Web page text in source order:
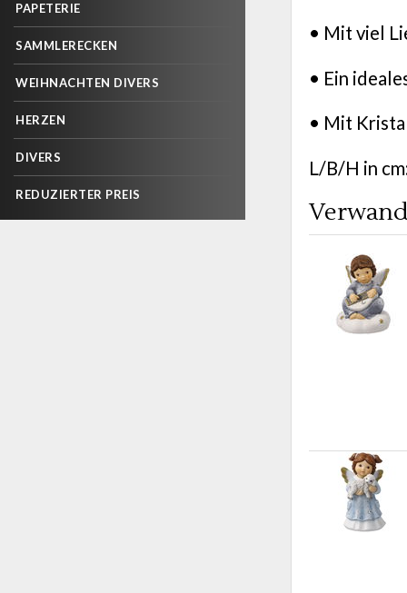
PAPETERIE
SAMMLERECKEN
WEIHNACHTEN DIVERS
HERZEN
DIVERS
REDUZIERTER PREIS
• Mit viel
• Ein
• Mit
L/B/H in